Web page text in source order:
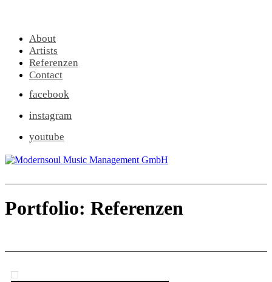
About
Artists
Referenzen
Contact
facebook
instagram
youtube
Portfolio: Referenzen